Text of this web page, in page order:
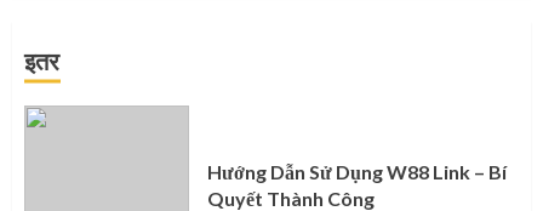
इतर
Hướng Dẫn Sử Dụng W88 Link – Bí
Quyết Thành Công